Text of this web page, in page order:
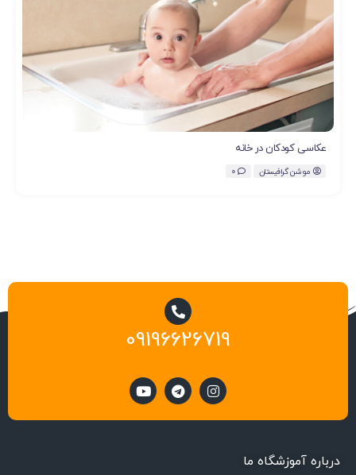
عکاسی کودکان در خانه
موشن گرافیستان 0
09196626719
درباره آموزشگاه ما